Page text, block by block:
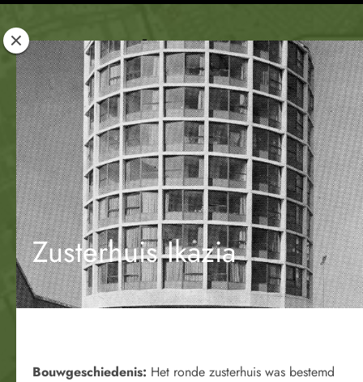
Rotterdam
Woont
Zusterhuis Ikazia
Bouwgeschiedenis: Het ronde zusterhuis was bestemd